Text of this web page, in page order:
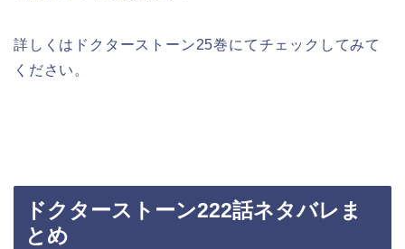
詳しくはドクターストーン25巻にてチェックしてみて
ください。
ドクターストーン222話ネタバレま
とめ